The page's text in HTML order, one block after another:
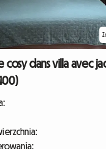
dans villa avec